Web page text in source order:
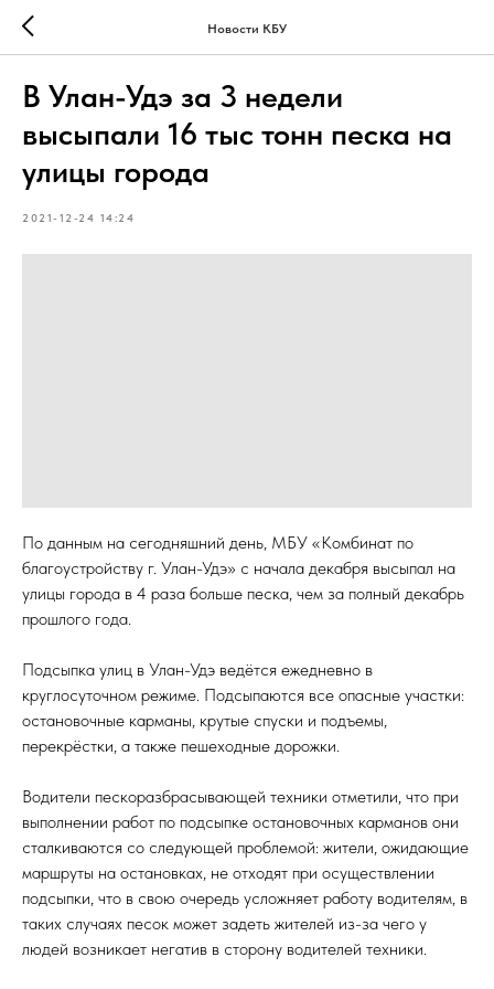
Новости КБУ
В Улан-Удэ за 3 недели
высыпали 16 тыс тонн песка на
улицы города
2021-12-24 14:24
По данным на сегодняшний день, МБУ «Комбинат по
благоустройству г. Улан-Удэ» с начала декабря высыпал на
улицы города в 4 раза больше песка, чем за полный декабрь
прошлого года.
Подсыпка улиц в Улан-Удэ ведётся ежедневно в
круглосуточном режиме. Подсыпаются все опасные участки:
остановочные карманы, крутые спуски и подъемы,
перекрёстки, а также пешеходные дорожки.
Водители пескоразбрасывающей техники отметили, что при
выполнении работ по подсыпке остановочных карманов они
сталкиваются со следующей проблемой: жители, ожидающие
маршруты на остановках, не отходят при осуществлении
подсыпки, что в свою очередь усложняет работу водителям, в
таких случаях песок может задеть жителей из-за чего у
людей возникает негатив в сторону водителей техники.